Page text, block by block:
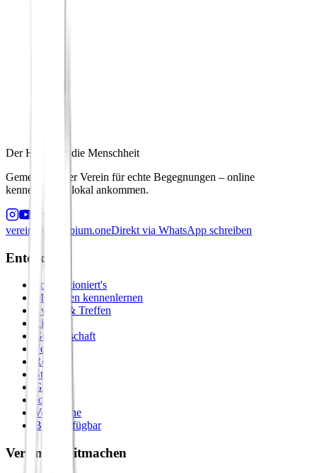
Der Hafen für die Menschheit
Gemeinnütziger Verein für echte Begegnungen – online
kennenlernen, lokal ankommen.
verein@principium.oneDirekt via WhatsApp schreiben
Entdecken
So funktioniert's
Menschen kennenlernen
Events & Treffen
Zirkel
Gemeinschaft
Formate
Retreats
Städte
Galerie
Journal
Vergleiche
Bald verfügbar
Verein & Mitmachen